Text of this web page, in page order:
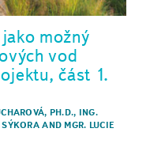
možný
vod
část 1.
PH.D., ING.
AND MGR. LUCIE